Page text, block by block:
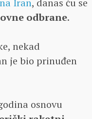
Iran, danas ću se
odbrane.
nekad
je bio prinuđen
osnovu